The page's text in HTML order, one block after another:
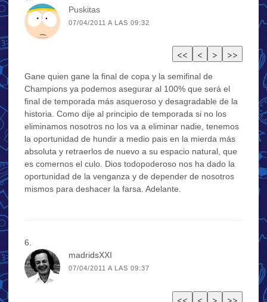
Puskitas
07/04/2011 A LAS 09:32
Gane quien gane la final de copa y la semifinal de
Champions ya podemos asegurar al 100% que será el
final de temporada más asqueroso y desagradable de la
historia. Como dije al principio de temporada si no los
eliminamos nosotros no los va a eliminar nadie, tenemos
la oportunidad de hundir a medio pais en la mierda más
absoluta y retraerlos de nuevo a su espacio natural, que
es comernos el culo. Dios todopoderoso nos ha dado la
oportunidad de la venganza y de depender de nosotros
mismos para deshacer la farsa. Adelante.
madridsXXI
07/04/2011 A LAS 09:37